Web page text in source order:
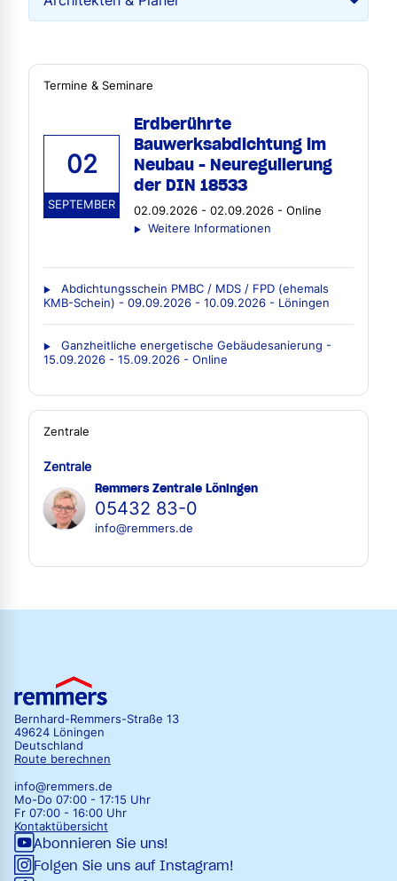
Termine & Seminare
02
SEPTEMBER
Erdberührte
Bauwerksabdichtung im
Neubau - Neuregulierung
der DIN 18533
02.09.2026 - 02.09.2026 - Online
Weitere Informationen
Abdichtungsschein PMBC / MDS / FPD (ehemals
KMB-Schein) - 09.09.2026 - 10.09.2026 - Löningen
Ganzheitliche energetische Gebäudesanierung -
15.09.2026 - 15.09.2026 - Online
Zentrale
Zentrale
Remmers Zentrale Löningen
05432 83-0
info@remmers.de
Bernhard-Remmers-Straße 13
49624 Löningen
Deutschland
Route berechnen
info@remmers.de
Mo-Do 07:00 - 17:15 Uhr
Fr 07:00 - 16:00 Uhr
Kontaktübersicht
Abonnieren Sie uns!
Folgen Sie uns auf Instagram!